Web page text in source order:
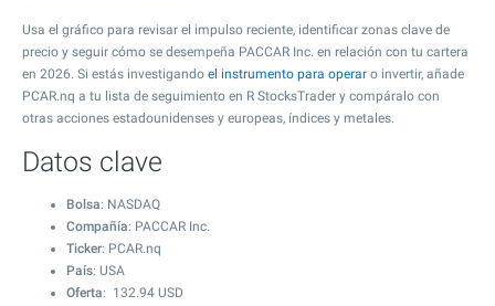
Usa el gráfico para revisar el impulso reciente, identificar zonas clave de
precio y seguir cómo se desempeña PACCAR Inc. en relación con tu cartera
en 2026. Si estás investigando el instrumento para operar o invertir, añade
PCAR.nq a tu lista de seguimiento en R StocksTrader y compáralo con
otras acciones estadounidenses y europeas, índices y metales.
Datos clave
Bolsa: NASDAQ
Compañía: PACCAR Inc.
Ticker: PCAR.nq
País: USA
Oferta: 132.94 USD